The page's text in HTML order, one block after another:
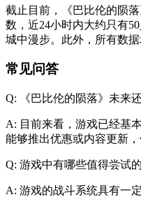
截止目前，《巴比伦的陨
数，近24小时内大约只有
城中漫步。此外，所有数据
常见问答
Q: 《巴比伦的陨落》未来
A: 目前来看，游戏已经基
能够推出优惠或内容更新
Q: 游戏中有哪些值得尝试
A: 游戏的战斗系统具有一